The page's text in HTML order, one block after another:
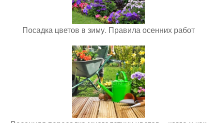
Посадка цветов в зиму. Правила осенних работ